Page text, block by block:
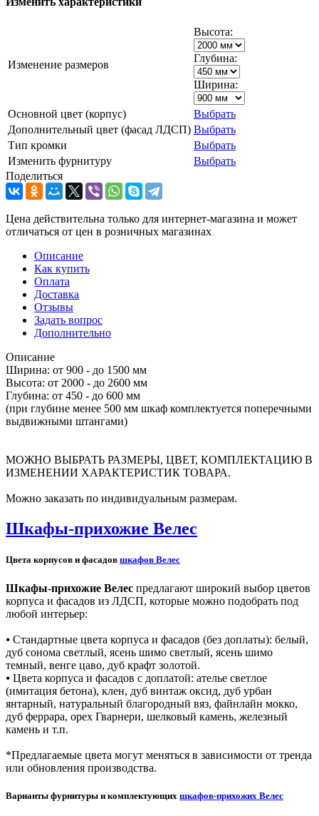
Изменение размеров
Высота:
Глубина:
Ширина:
Основной цвет (корпус)
Выбрать
Дополнительный цвет (фасад ЛДСП) Выбрать
Тип кромки
Выбрать
Изменить фурнитуру
Выбрать
Поделиться
Цена действительна только для интернет-магазина и может
отличаться от цен в розничных магазинах
Описание
Как купить
Оплата
Доставка
Отзывы
Задать вопрос
Дополнительно
Описание
Ширина: от 900 - до 1500 мм
Высота: от 2000 - до 2600 мм
Глубина: от 450 - до 600 мм
(при глубине менее 500 мм шкаф комплектуется поперечными
выдвижными штангами)
МОЖНО ВЫБРАТЬ РАЗМЕРЫ, ЦВЕТ, КОМПЛЕКТАЦИЮ В
ИЗМЕНЕНИИ ХАРАКТЕРИСТИК ТОВАРА.
Можно заказать по индивидуальным размерам.
Шкафы-прихожие Велес
Цвета корпусов и фасадов шкафов Велес
Шкафы-прихожие Велес предлагают широкий выбор цветов
корпуса и фасадов из ЛДСП, которые можно подобрать под
любой интерьер:
⦁ Стандартные цвета корпуса и фасадов (без доплаты): белый,
дуб сонома светлый, ясень шимо светлый, ясень шимо
темный, венге цаво, дуб крафт золотой.
⦁ Цвета корпуса и фасадов с доплатой: ателье светлое
(имитация бетона), клен, дуб винтаж оксид, дуб урбан
янтарный, натуральный благородный вяз, файнлайн мокко,
дуб феррара, орех Гварнери, шелковый камень, железный
камень и т.п.
*Предлагаемые цвета могут меняться в зависимости от тренда
или обновления производства.
Варианты фурнитуры и комплектующих шкафов-прихожих Велес